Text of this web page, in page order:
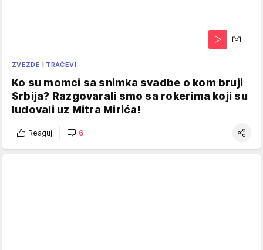
ZVEZDE I TRAČEVI
Ko su momci sa snimka svadbe o kom bruji
Srbija? Razgovarali smo sa rokerima koji su
ludovali uz Mitra Mirića!
Reaguj 6